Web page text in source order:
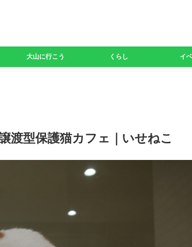
大山に行こう くらし イ
渡型保護猫カフェ｜いせねこ